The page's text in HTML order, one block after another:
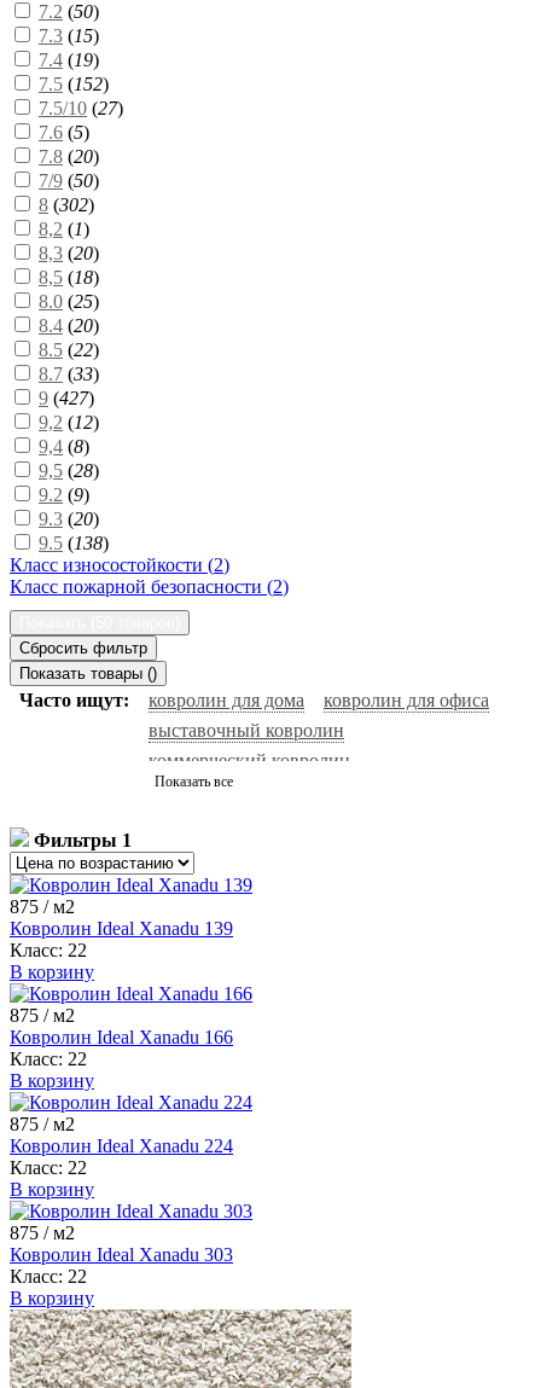
7.2 (50)
7.3 (15)
7.4 (19)
7.5 (152)
7.5/10 (27)
7.6 (5)
7.8 (20)
7/9 (50)
8 (302)
8,2 (1)
8,3 (20)
8,5 (18)
8.0 (25)
8.4 (20)
8.5 (22)
8.7 (33)
9 (427)
9,2 (12)
9,4 (8)
9,5 (28)
9.2 (9)
9.3 (20)
9.5 (138)
Класс износостойкости (2)
Класс пожарной безопасности (2)
Сбросить фильтр
Показать товары ()
Часто ищут: ковролин для дома
ковролин для офиса
выставочный ковролин
коммерческий ковролин
натуральный ковролин
ковролин черный
ковролин нева тафт
бельгийский ковролин
ковролин для гостиниц
красный ковролин
сальса ковролин
фиолетовый ковролин
ковролин balta
ковролин бордовый
ковролин бежевый
ковролин коричневый
негорючий ковролин
ковролин ideal
Показать все
Фильтры 1
875 / м2
Ковролин Ideal Xanadu 139
Класс: 22
В корзину
875 / м2
Ковролин Ideal Xanadu 166
Класс: 22
В корзину
875 / м2
Ковролин Ideal Xanadu 224
Класс: 22
В корзину
875 / м2
Ковролин Ideal Xanadu 303
Класс: 22
В корзину